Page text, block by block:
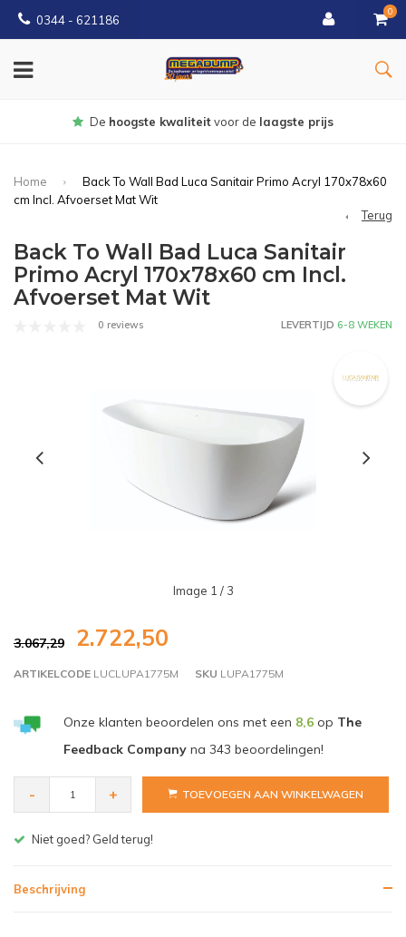
0344 - 621186
0
hoogste kwaliteitvoor delaagste prijs
Home
Back To Wall Bad Luca Sanitair Primo Acryl 170x78x60
cm Incl. Afvoerset Mat Wit
Terug
Back To Wall Bad Luca Sanitair
Primo Acryl 170x78x60 cm Incl.
Afvoerset Mat Wit
0 reviews LEVERTIJD 6-8 WEKEN
Image 1 / 3
3.067,29 2.722,50
ARTIKELCODE LUCLUPA1775M SKU LUPA1775M
Onze klanten beoordelen ons met een 8,6op The
Feedback Companyna 343 beoordelingen!
- + TOEVOEGEN AAN WINKELWAGEN
Niet goed? Geld terug!
Beschrijving